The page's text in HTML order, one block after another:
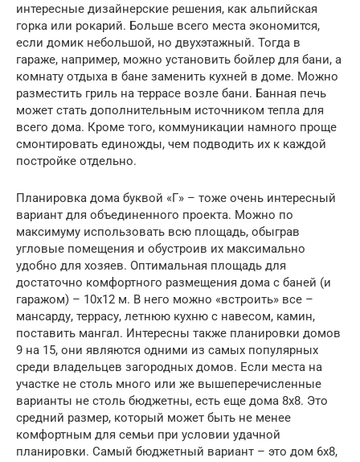
интересные дизайнерские решения, как альпийская
горка или рокарий. Больше всего места экономится,
если домик небольшой, но двухэтажный. Тогда в
гараже, например, можно установить бойлер для бани, а
комнату отдыха в бане заменить кухней в доме. Можно
разместить гриль на террасе возле бани. Банная печь
может стать дополнительным источником тепла для
всего дома. Кроме того, коммуникации намного проще
смонтировать единожды, чем подводить их к каждой
постройке отдельно.
Планировка дома буквой «Г» – тоже очень интересный
вариант для объединенного проекта. Можно по
максимуму использовать всю площадь, обыграв
угловые помещения и обустроив их максимально
удобно для хозяев. Оптимальная площадь для
достаточно комфортного размещения дома с баней (и
гаражом) – 10х12 м. В него можно «встроить» все –
мансарду, террасу, летнюю кухню с навесом, камин,
поставить мангал. Интересны также планировки домов
9 на 15, они являются одними из самых популярных
среди владельцев загородных домов. Если места на
участке не столь много или же вышеперечисленные
варианты не столь бюджетны, есть еще дома 8х8. Это
средний размер, который может быть не менее
комфортным для семьи при условии удачной
планировки. Самый бюджетный вариант – это дом 6х8,